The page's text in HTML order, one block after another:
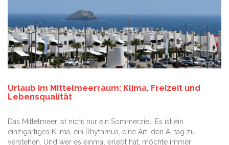
Urlaub im Mittelmeerraum: Klima, Freizeit und
Lebensqualität
Das Mittelmeer ist nicht nur ein Sommerziel. Es ist ein
einzigartiges Klima, ein Rhythmus, eine Art, den Alltag zu
verstehen. Und wer es einmal erlebt hat, möchte immer